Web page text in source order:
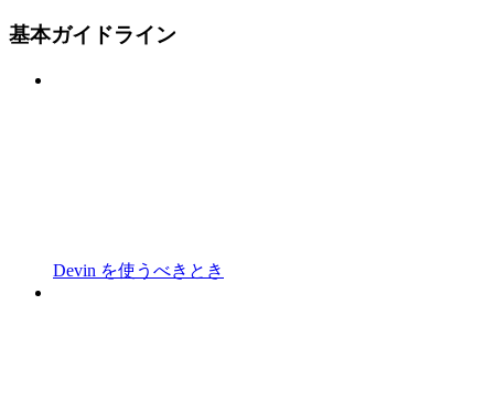
基本ガイドライン
Devin を使うべきとき